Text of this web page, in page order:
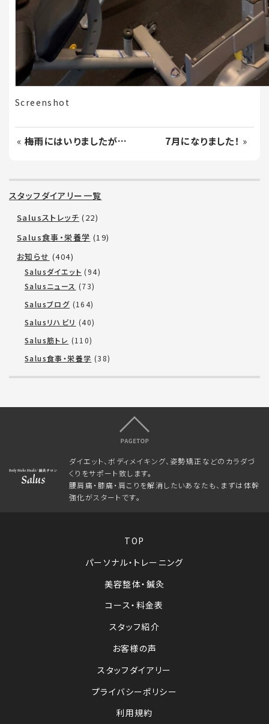
Screenshot
« 梅雨にはいりましたが… 7月になりました！ »
スタッフダイアリー一覧
Salusストレッチ (22)
Salus食事・栄養学 (19)
お知らせ (404)
Salusダイエット (94)
Salusニュース (73)
Salusブログ (164)
Salusリハビリ (40)
Salus筋トレ (110)
Salus食事・栄養学 (38)
ダイエット、ボディメイキング、姿勢矯正などのカラダづ
くりをサポート致します。
腰肩痛・膝痛・肩こりを解消したいあなたも、まずは体幹
強化がスタートです。
TOP
パーソナル・トレーニング
美容整体・鍼灸
コース・料金表
スタッフ紹介
お客様の声
スタッフダイアリー
プライバシーポリシー
利用規約